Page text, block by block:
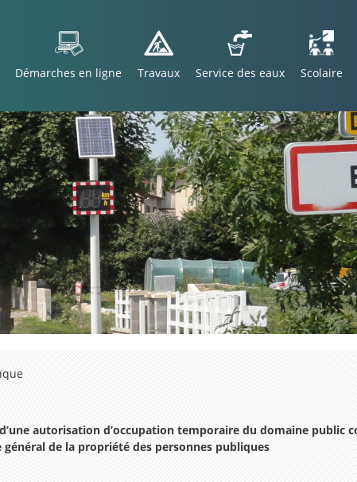
Démarches en ligne Travaux Service des eaux Scolaire
autorisation d’occupation temporaire du domaine public
général de la propriété des personnes publiques